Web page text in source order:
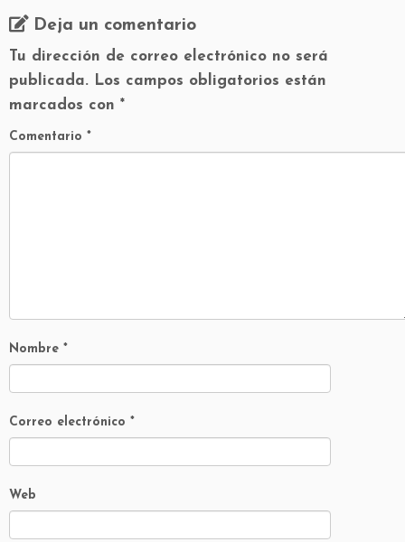
Deja un comentario
Tu dirección de correo electrónico no será
publicada. Los campos obligatorios están
marcados con *
Comentario *
Nombre *
Correo electrónico *
Web